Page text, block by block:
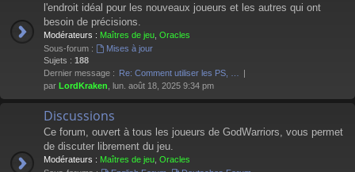
l'endroit idéal pour les nouveaux joueurs et les autres qui ont
besoin de précisions.
Modérateurs : Maîtres de jeu Oracles
Sous-forum :
Mises à jour
Sujets : 188
Dernier message : Re: Comment utiliser les PS, …
par LordKraken , lun. août 18, 2025 9:34 pm
Discussions
Ce forum, ouvert à tous les joueurs de GodWarriors, vous permet
de discuter librement du jeu.
Modérateurs : Maîtres de jeu Oracles